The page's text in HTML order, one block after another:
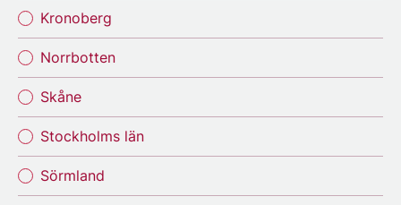
Kronoberg
Norrbotten
Skåne
Stockholms län
Sörmland